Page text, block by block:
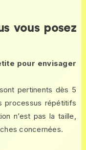
vous posez
pour envisager
pertinents dès 5
processus répétitifs
n’est pas la taille,
concernées.